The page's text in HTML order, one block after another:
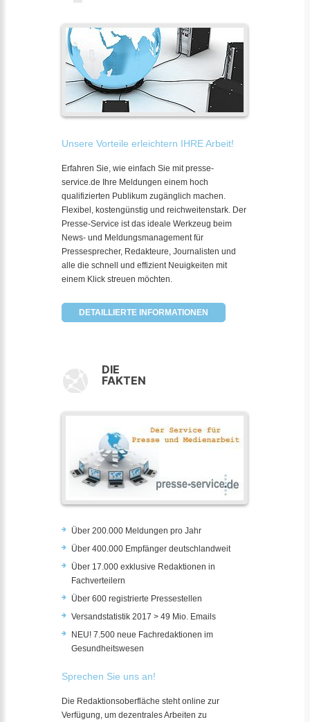
Unsere Vorteile erleichtern IHRE Arbeit!
Erfahren Sie, wie einfach Sie mit presse-
service.de Ihre Meldungen einem hoch
qualifizierten Publikum zugänglich machen.
Flexibel, kostengünstig und reichweitenstark. Der
Presse-Service ist das ideale Werkzeug beim
News- und Meldungsmanagement für
Pressesprecher, Redakteure, Journalisten und
alle die schnell und effizient Neuigkeiten mit
einem Klick streuen möchten.
DETAILLIERTE INFORMATIONEN
DIE
FAKTEN
Über 200.000 Meldungen pro Jahr
Über 400.000 Empfänger deutschlandweit
Über 17.000 exklusive Redaktionen in
Fachverteilern
Über 600 registrierte Pressestellen
Versandstatistik 2017 > 49 Mio. Emails
NEU! 7.500 neue Fachredaktionen im
Gesundheitswesen
Sprechen Sie uns an!
Die Redaktionsoberfläche steht online zur
Verfügung, um dezentrales Arbeiten zu